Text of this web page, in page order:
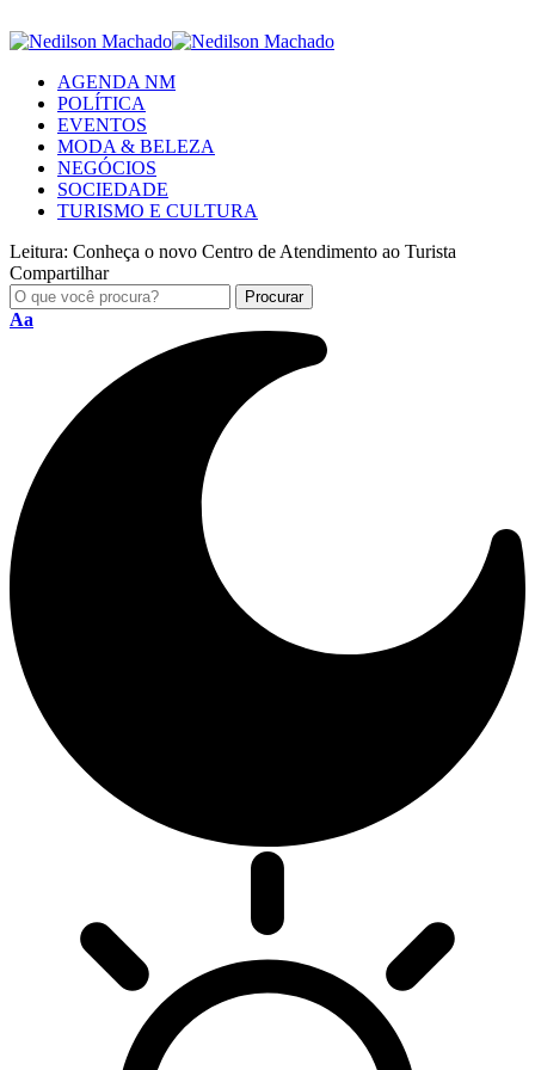
AGENDA NM
POLÍTICA
EVENTOS
MODA & BELEZA
NEGÓCIOS
SOCIEDADE
TURISMO E CULTURA
Leitura: Conheça o novo Centro de Atendimento ao Turista
Compartilhar
Aa